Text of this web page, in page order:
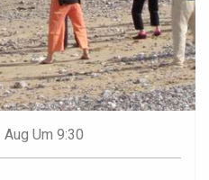
Aug Um 9:30